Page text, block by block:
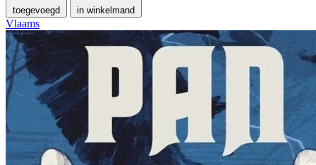
toegevoegd in winkelmand
Vlaams